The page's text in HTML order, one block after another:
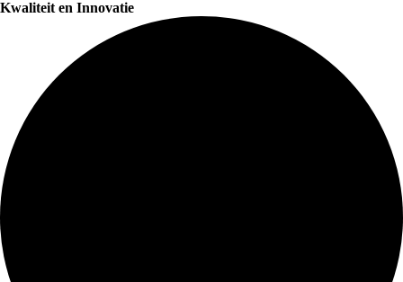
Kwaliteit en Innovatie